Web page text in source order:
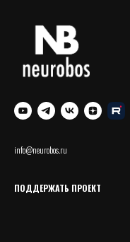
info@neurobos.ru
ПОДДЕРЖАТЬ ПРОЕКТ